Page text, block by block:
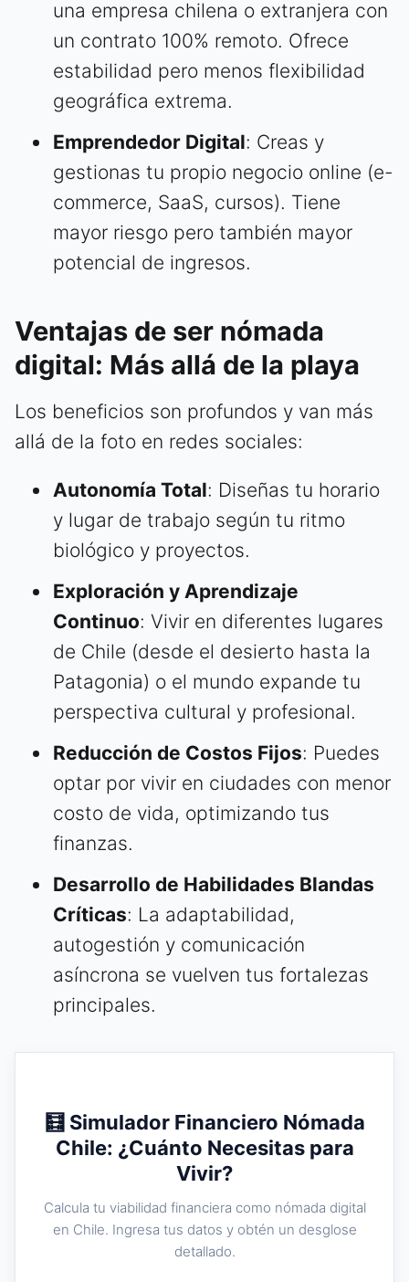
una empresa chilena o extranjera con
un contrato 100% remoto. Ofrece
estabilidad pero menos flexibilidad
geográfica extrema.
Emprendedor Digital: Creas y
gestionas tu propio negocio online (e-
commerce, SaaS, cursos). Tiene
mayor riesgo pero también mayor
potencial de ingresos.
Ventajas de ser nómada
digital: Más allá de la playa
Los beneficios son profundos y van más
allá de la foto en redes sociales:
Autonomía Total: Diseñas tu horario
y lugar de trabajo según tu ritmo
biológico y proyectos.
Exploración y Aprendizaje
Continuo: Vivir en diferentes lugares
de Chile (desde el desierto hasta la
Patagonia) o el mundo expande tu
perspectiva cultural y profesional.
Reducción de Costos Fijos: Puedes
optar por vivir en ciudades con menor
costo de vida, optimizando tus
finanzas.
Desarrollo de Habilidades Blandas
Críticas: La adaptabilidad,
autogestión y comunicación
asíncrona se vuelven tus fortalezas
principales.
🧮 Simulador Financiero Nómada
Chile: ¿Cuánto Necesitas para
Vivir?
Calcula tu viabilidad financiera como nómada digital
en Chile. Ingresa tus datos y obtén un desglose
detallado.